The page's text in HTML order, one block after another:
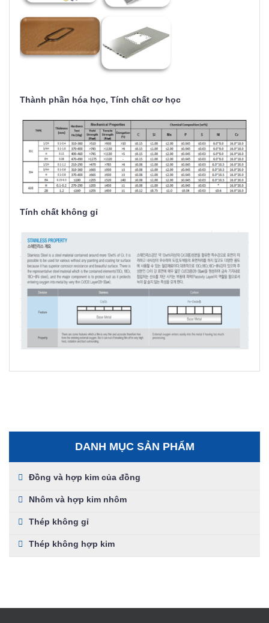
Thành phần hóa học, Tính chất cơ học
Tính chất không gỉ
DANH MỤC SẢN PHẨM
Đồng và hợp kim của đồng
Nhôm và hợp kim nhôm
Thép không gỉ
Thép không hợp kim